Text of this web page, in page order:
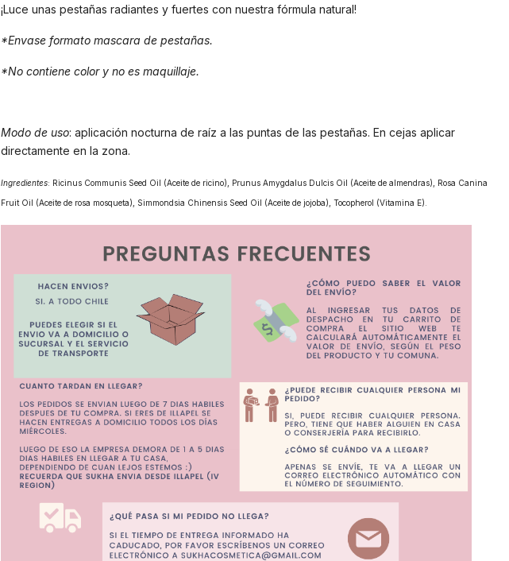
¡Luce unas pestañas radiantes y fuertes con nuestra fórmula natural!
*Envase formato mascara de pestañas.
*No contiene color y no es maquillaje.
Modo de uso: aplicación nocturna de raíz a las puntas de las pestañas. En cejas aplicar
directamente en la zona.
Ingredientes: Ricinus Communis Seed Oil (Aceite de ricino), Prunus Amygdalus Dulcis Oil (Aceite de almendras), Rosa Canina
Fruit Oil (Aceite de rosa mosqueta), Simmondsia Chinensis Seed Oil (Aceite de jojoba), Tocopherol (Vitamina E).